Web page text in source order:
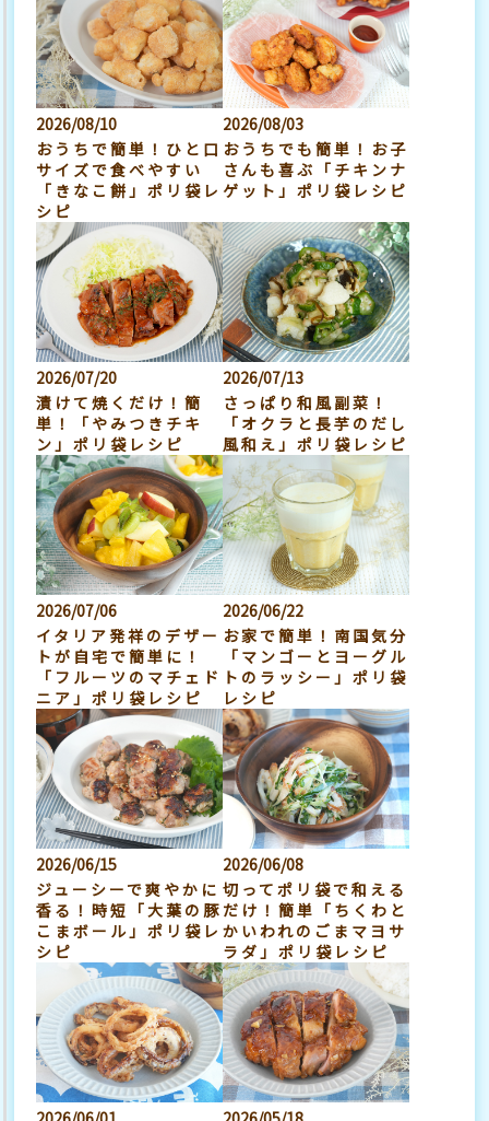
2026/08/10
おうちで簡単！ひと口
サイズで食べやすい
「きなこ餅」ポリ袋レ
シピ
2026/08/03
おうちでも簡単！お子
さんも喜ぶ「チキンナ
ゲット」ポリ袋レシピ
2026/07/20
漬けて焼くだけ！簡
単！「やみつきチキ
ン」ポリ袋レシピ
2026/07/13
さっぱり和風副菜！
「オクラと長芋のだし
風和え」ポリ袋レシピ
2026/07/06
イタリア発祥のデザー
トが自宅で簡単に！
「フルーツのマチェド
ニア」ポリ袋レシピ
2026/06/22
お家で簡単！南国気分
「マンゴーとヨーグル
トのラッシー」ポリ袋
レシピ
2026/06/15
ジューシーで爽やかに
香る！時短「大葉の豚
こまボール」ポリ袋レ
シピ
2026/06/08
切ってポリ袋で和える
だけ！簡単「ちくわと
かいわれのごまマヨサ
ラダ」ポリ袋レシピ